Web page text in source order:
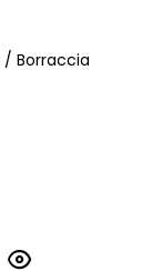
/ Borraccia